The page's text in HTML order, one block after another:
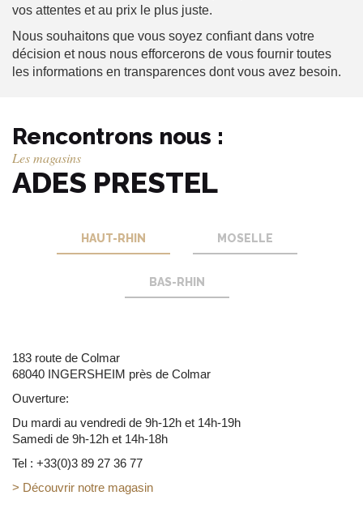
vos attentes et au prix le plus juste.
Nous souhaitons que vous soyez confiant dans votre
décision et nous nous efforcerons de vous fournir toutes
les informations en transparences dont vous avez besoin.
Rencontrons nous :
Les magasins
ADES PRESTEL
HAUT-RHIN MOSELLE
BAS-RHIN
183 route de Colmar
68040 INGERSHEIM près de Colmar
Ouverture:
Du mardi au vendredi de 9h-12h et 14h-19h
Samedi de 9h-12h et 14h-18h
Tel : +33(0)3 89 27 36 77
> Découvrir notre magasin
57000 METZ
Du mardi au vendredi de 14h-19h
samedi de 10h-12h et 14h-18h
Tel : +33(0)6 44 23 59 08
> Découvrir notre magasin
67000 STRASBOURG
Ouverture :
le samedi de 10h - 13h et 14h - 18h
> Découvrir notre magasin